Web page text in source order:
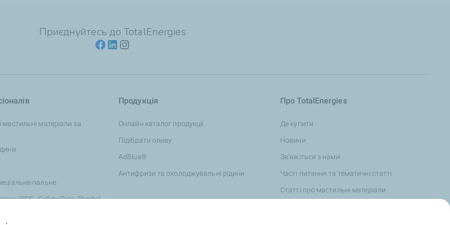
Приєднуйтесь до TotalEnergies
мастильні матеріали за
пальне
(SDS - Safety Data Sheets)
Продукція
Онлайн каталог продукції
Підібрати оливу
AdBlue®
Антифризи та охолоджувальні рідини
Про TotalEnergies
Де купити
Новини
Зв'яжіться з нами
Часті питання та тематичні статті
Статті про мастильні матеріали